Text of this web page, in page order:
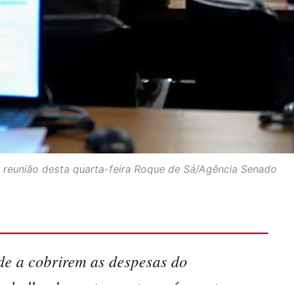
desta quarta-feira Roque de Sá/Agência Senado
a cobrirem as despesas do